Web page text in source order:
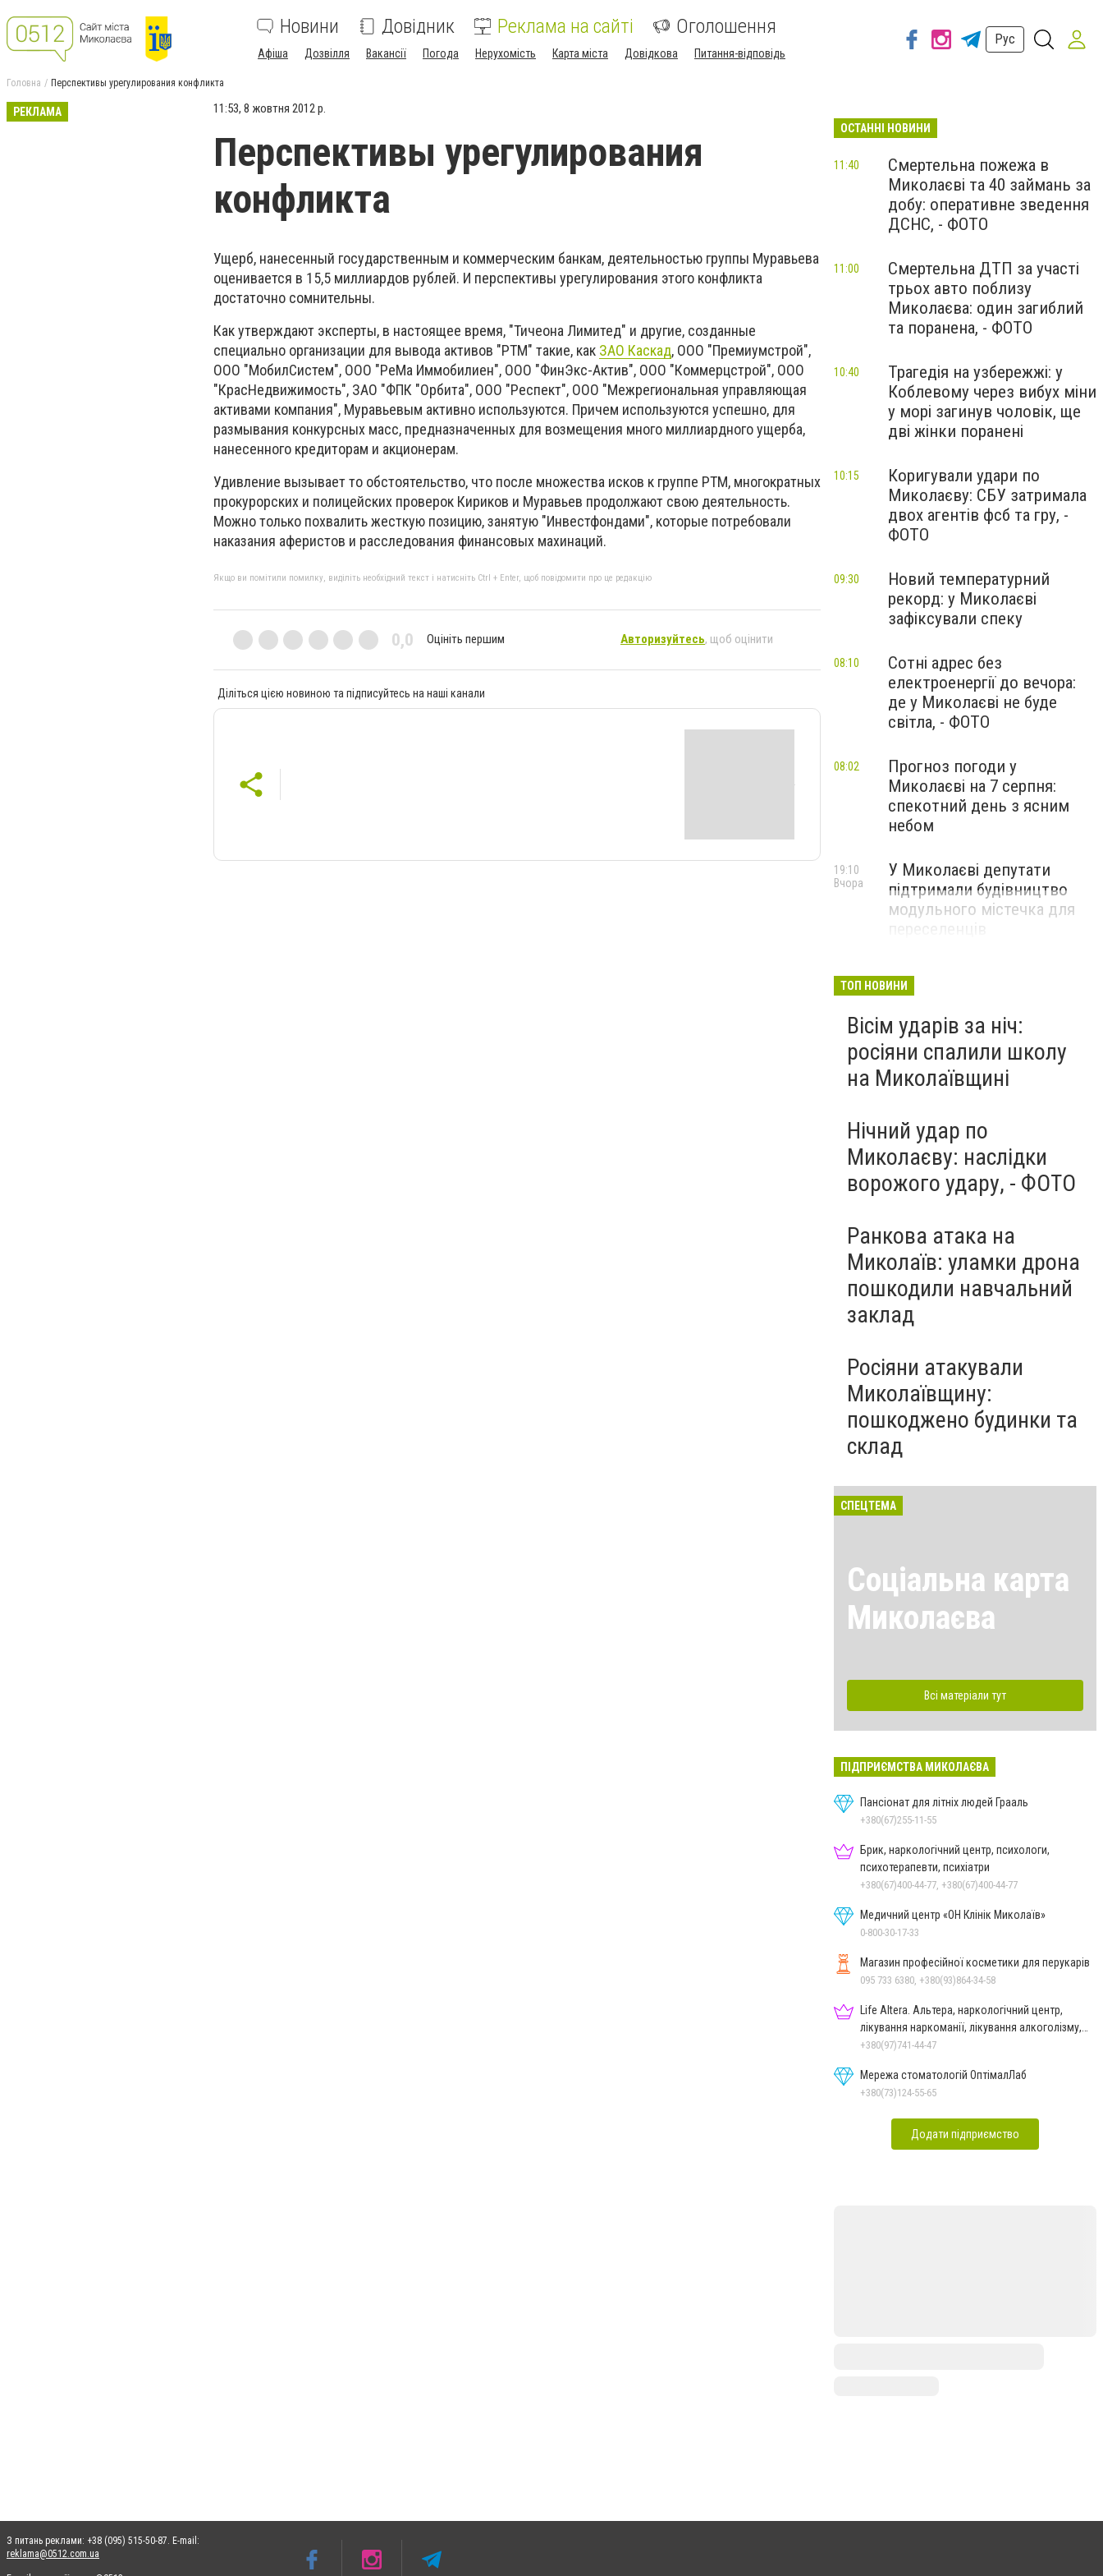
Новини Довідник Реклама на сайті Оголошення
Афіша Дозвілля Вакансії Погода Нерухомість Карта міста Довідкова Питання-відповідь
Рус
Головна Перспективы урегулирования конфликта
РЕКЛАМА 11:53, 8 жовтня 2012 р.
Перспективы урегулирования
конфликта
Ущерб, нанесенный государственным и коммерческим банкам, деятельностью группы Муравьева
оценивается в 15,5 миллиардов рублей. И перспективы урегулирования этого конфликта
достаточно сомнительны.
Как утверждают эксперты, в настоящее время, "Тичеона Лимитед" и другие, созданные
специально организации для вывода активов "РТМ" такие, как ЗАО Каскад, ООО "Премиумстрой",
ООО "МобилСистем", ООО "РеМа Иммобилиен", ООО "ФинЭкс-Актив", ООО "Коммерцстрой", ООО
"КрасНедвижимость", ЗАО "ФПК "Орбита", ООО "Респект", ООО "Межрегиональная управляющая
активами компания", Муравьевым активно используются. Причем используются успешно, для
размывания конкурсных масс, предназначенных для возмещения много миллиардного ущерба,
нанесенного кредиторам и акционерам.
Удивление вызывает то обстоятельство, что после множества исков к группе РТМ, многократных
прокурорских и полицейских проверок Кириков и Муравьев продолжают свою деятельность.
Можно только похвалить жесткую позицию, занятую "Инвестфондами", которые потребовали
наказания аферистов и расследования финансовых махинаций.
Якщо ви помітили помилку, виділіть необхідний текст і натисніть Ctrl + Enter, щоб повідомити про це редакцію
0,0 Оцініть першим Авторизуйтесь, щоб оцінити
Діліться цією новиною та підписуйтесь на наші канали
ОСТАННІ НОВИНИ
Смертельна пожежа в
Миколаєві та 40 займань за
добу: оперативне зведення
ДСНС, - ФОТО
11:40
Смертельна ДТП за участі
трьох авто поблизу
Миколаєва: один загиблий
та поранена, - ФОТО
11:00
Трагедія на узбережжі: у
Коблевому через вибух міни
у морі загинув чоловік, ще
дві жінки поранені
10:40
Коригували удари по
Миколаєву: СБУ затримала
двох агентів фсб та гру, -
ФОТО
10:15
Новий температурний
рекорд: у Миколаєві
зафіксували спеку
09:30
Сотні адрес без
електроенергії до вечора:
де у Миколаєві не буде
світла, - ФОТО
08:10
Прогноз погоди у
Миколаєві на 7 серпня:
спекотний день з ясним
небом
08:02
У Миколаєві депутати
підтримали будівництво
модульного містечка для
19:10
Вчора
ТОП НОВИНИ
Вісім ударів за ніч:
росіяни спалили школу
на Миколаївщині
Нічний удар по
Миколаєву: наслідки
ворожого удару, - ФОТО
Ранкова атака на
Миколаїв: уламки дрона
пошкодили навчальний
заклад
Росіяни атакували
Миколаївщину:
пошкоджено будинки та
склад
СПЕЦТЕМА
Соціальна карта
Миколаєва
Всі матеріали тут
ПІДПРИЄМСТВА МИКОЛАЄВА
Пансіонат для літніх людей Грааль
+380(67)255-11-55
Брик, наркологічний центр, психологи,
психотерапевти, психіатри
+380(67)400-44-77, +380(67)400-44-77
Медичний центр «ОН Клінік Миколаїв»
0-800-30-17-33
Магазин професійної косметики для перукарів
095 733 6380, +380(93)864-34-58
Life Altera. Альтера, наркологічний центр,
лікування наркоманії, лікування алкоголізму,
зняття ломки
+380(97)741-44-47
Мережа стоматологій ОптімалЛаб
+380(73)124-55-65
Додати підприємство
З питань реклами: +38 (095) 515-50-87. E-mail:
reklama@0512.com.ua